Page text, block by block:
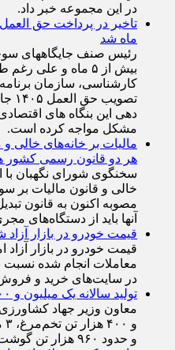
در این مجموعه خبر داد.
تاخیر در پرداخت حق
ماه شد
رئیس صنف جایگاههای
بیش از ۵ ماه و علی
کارشناسی، سازمان
دهی این بنگاه های
مشکل مواجه کرده است.
مالیات بر خانه‌های خالی
هر دو قانون رسمی کشور
سخنگوی شورای نگهبان با
خالی و قانون مالیات بر
مصوبه اکنون به قانون
آنها باید از دستگاه‌های
قیمت خودرو در بازار آزاد شنبه ۱۷
معاملات انجام شده نسبت
در سایت‌های خرید و
تولید سالانه یک میلیون و ۴۰۰ هزار تن تخم مرغ در کشور
معاون وزیر جهاد
و حدود ۹۶۰ هزار تن گوشت قرمز در کشور تولید می‌شود.